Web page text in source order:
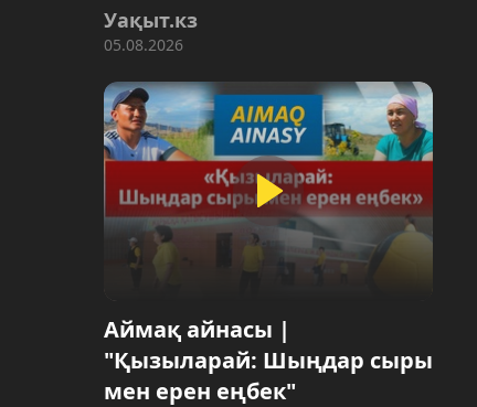
Уақыт.кз
05.08.2026
Аймақ айнасы |
"Қызыларай: Шыңдар сыры
мен ерен еңбек"